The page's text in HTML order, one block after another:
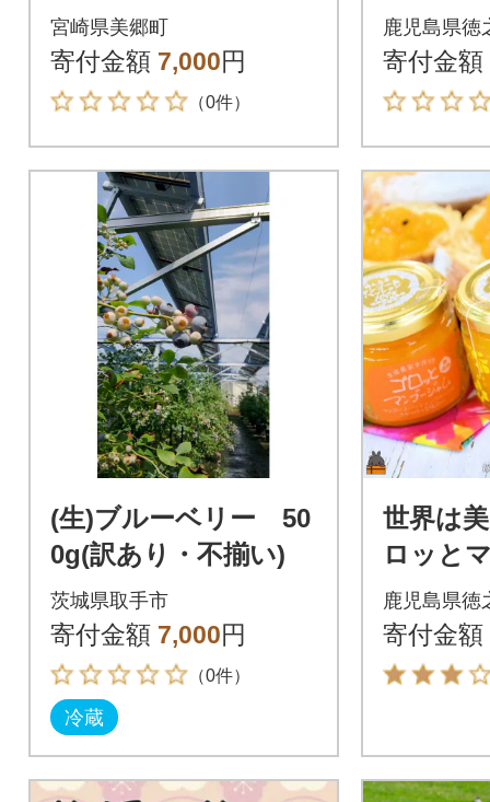
ごう 宮崎県 美郷町 31
bt0001]
宮崎県美郷町
寄付金額 7,000円
（0件）
ム(マン
ョン
鹿児島県徳
寄付金額
(生)ブルーベリー 50
0g(訳あり・不揃い)
茨城県取手市
寄付金額 7,000円
（0件）
冷蔵
世界は
ロッと
ム食べ
鹿児島県徳
寄付金額